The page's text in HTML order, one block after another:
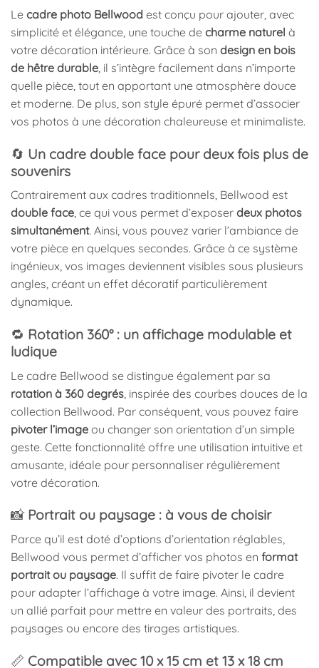
Le cadre photo Bellwood est conçu pour ajouter, avec
simplicité et élégance, une touche de charme naturel à
votre décoration intérieure. Grâce à son design en bois
de hêtre durable , il s’intègre facilement dans n’importe
quelle pièce, tout en apportant une atmosphère douce
et moderne. De plus, son style épuré permet d’associer
vos photos à une décoration chaleureuse et minimaliste.
🔄 Un cadre double face pour deux fois plus de
souvenirs
Contrairement aux cadres traditionnels, Bellwood est
double face, ce qui vous permet d’exposer deux photos
simultanément. Ainsi, vous pouvez varier l’ambiance de
votre pièce en quelques secondes. Grâce à ce système
ingénieux, vos images deviennent visibles sous plusieurs
angles, créant un effet décoratif particulièrement
dynamique.
🔁 Rotation 360° : un affichage modulable et
ludique
Le cadre Bellwood se distingue également par sa
rotation à 360 degrés , inspirée des courbes douces de la
collection Bellwood. Par conséquent, vous pouvez faire
pivoter l’image ou changer son orientation d’un simple
geste. Cette fonctionnalité offre une utilisation intuitive et
amusante, idéale pour personnaliser régulièrement
votre décoration.
📸 Portrait ou paysage : à vous de choisir
Parce qu’il est doté d’options d’orientation réglables,
Bellwood vous permet d’afficher vos photos en format
portrait ou paysage. Il suffit de faire pivoter le cadre
pour adapter l’affichage à votre image. Ainsi, il devient
un allié parfait pour mettre en valeur des portraits, des
paysages ou encore des tirages artistiques.
📏 Compatible avec 10 x 15 cm et 13 x 18 cm